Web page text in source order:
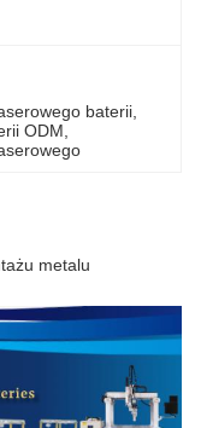
baterii
ODM
metalu